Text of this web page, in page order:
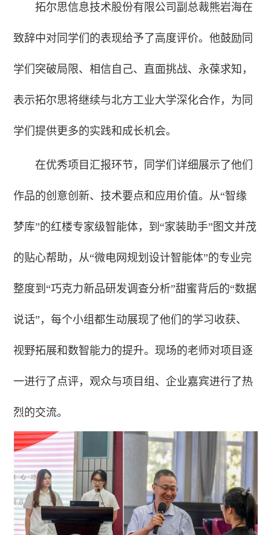
拓尔思信息技术股份有限公司副总裁熊岩海在
致辞中对同学们的表现给予了高度评价。他鼓励同
学们突破局限、相信自己、直面挑战、永葆求知，
表示拓尔思将继续与北方工业大学深化合作，为同
学们提供更多的实践和成长机会。
在优秀项目汇报环节，同学们详细展示了他们
作品的创意创新、技术要点和应用价值。从“智缘
梦库”的红楼专家级智能体，到“家装助手”图文并茂
的贴心帮助，从“微电网规划设计智能体”的专业完
整度到“巧克力新品研发调查分析”甜蜜背后的“数据
说话”，每个小组都生动展现了他们的学习收获、
视野拓展和数智能力的提升。现场的老师对项目逐
一进行了点评，观众与项目组、企业嘉宾进行了热
烈的交流。